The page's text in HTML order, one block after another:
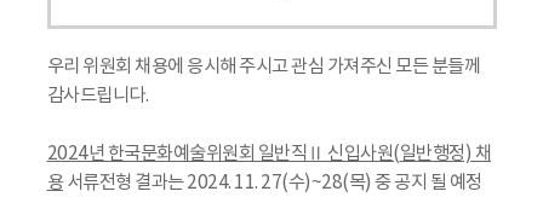
우리 위원회 채용에 응시해 주시고 관심 가져주신 모든 분들께
감사드립니다.
2024년 한국문화예술위원회 일반직Ⅱ 신입사원(일반행정) 채
용서류전형 결과는 2024. 11. 27(수)~28(목) 중 공지 될 예정